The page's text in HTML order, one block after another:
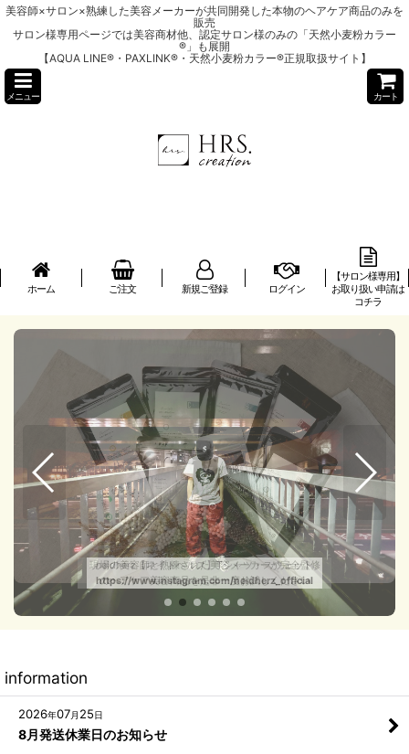
美容師×サロン×熟練した美容メーカーが共同開発した本物のヘアケア商品のみを
販売
サロン様専用ページでは美容商材他、認定サロン様のみの「天然小麦粉カラー
®」も展開
【AQUA LINE®・PAXLINK®・天然小麦粉カラー®正規取扱サイト】
メニュー カート
ホーム ご注文 新規ご登録 ログイン
【サロン様専用】
お取り扱い申請は
コチラ
neidherz【ネイドヘルズ】Tシャツ・スウェット
https://www.instagram.com/neidherz_official
現場の美容師と熟練された美容メーカーが完全監修
のヘアケア美容商品を是非一度お試しください
https://www.instagram.com/neidherz_official
information
2026年07月 25日
8月発送休業日のお知らせ